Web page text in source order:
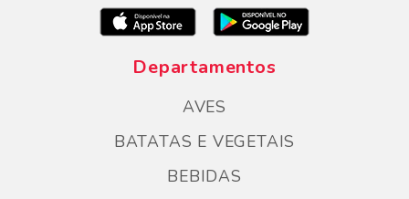
Departamentos
AVES
BATATAS E VEGETAIS
BEBIDAS